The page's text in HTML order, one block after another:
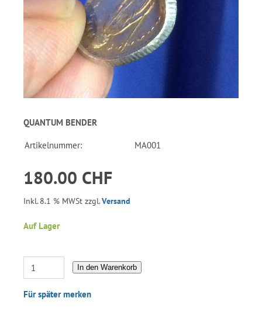
QUANTUM BENDER
Artikelnummer: MA001
180.00 CHF
Inkl. 8.1 % MWSt zzgl.Versand
Auf Lager
In den Warenkorb
Für später merken